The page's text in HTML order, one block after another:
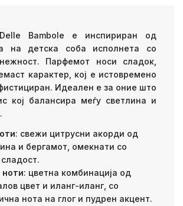
Bambole е инспириран од
на детска соба исполнета со
Парфемот носи сладок,
карактер, кој е истовремено
Идеален е за оние што
кој балансира меѓу светлина и
: свежи цитрусни акорди од
и бергамот, омекнати со
: цветна комбинација од
цвет и иланг-иланг, со
нота на глог и пудрен акцент.